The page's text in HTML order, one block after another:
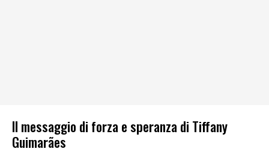
Il messaggio di forza e speranza di Tiffany
Guimarães